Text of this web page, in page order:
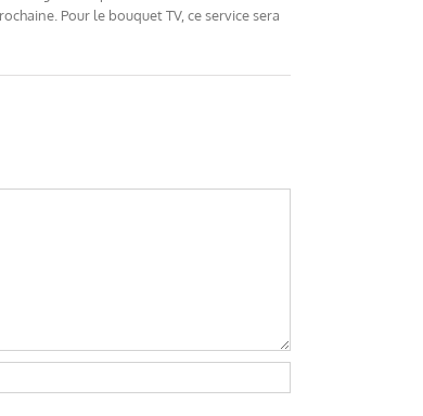
Pour le bouquet TV, ce service sera